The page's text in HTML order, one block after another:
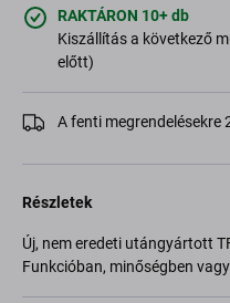
RAKTÁRON 10+ db
Kiszállítás a következő
előtt)
A fenti megrendelésekre
Részletek
Új, nem eredeti utángyártott
Funkcióban, minőségben